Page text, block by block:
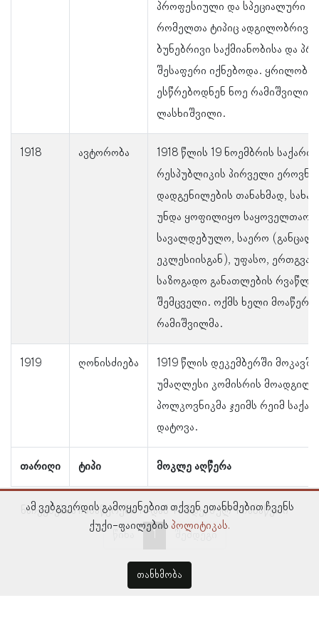
თარიღი ტიპი მოკლე აღწერა
პროფესიული და სპეციალური
რომელთა ტიპიც ადგილობრივ
ბუნებრივი საქმიანობისა და
შესაფერი იქნებოდა. ყრილობას
ესწრებოდნენ ნოე რამიშვილი
ლასხიშვილი.
1918 ავტორობა
1918 წლის 19 ნოემბრის
რესპუბლიკის პირველი
დადგენილების თანახმად,
უნდა ყოფილიყო საყოველთაო,
სავალდებულო, საერო
ეკლესიისგან), უფასო,
საზოგადო განათლების
შემცველი. ოქმს ხელი მოაწერა
რამიშვილმა.
1919 ღონისძიება
1919 წლის დეკემბერში
უმაღლესი კომისრის
პოლკოვნიკმა ჯეიმს რეიმ
დატოვა.
ნაჩვენებია ჩანაწერები 1–დან 4–მდე, სულ 4 ჩანაწერი
წინა
შემდეგი
ამ ვებგვერდის გამოყენებით თქვენ ეთანხმებით ჩვენს
ქუქი-ფაილების პოლიტიკას.
თანხმობა